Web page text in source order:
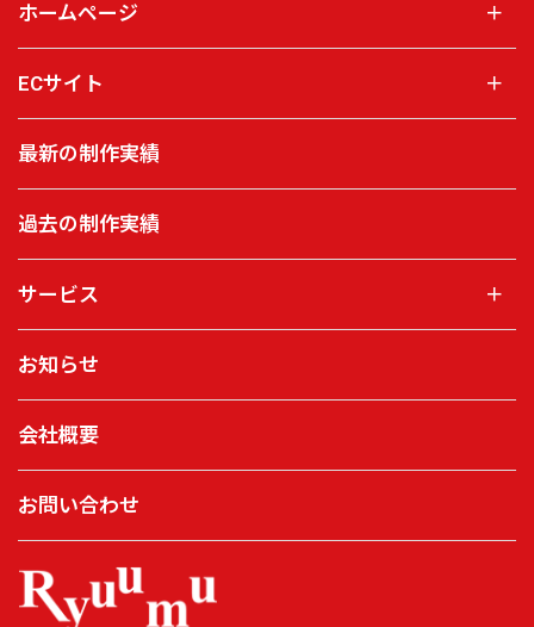
ホームページ ＋
ECサイト ＋
最新の制作実績
過去の制作実績
サービス ＋
お知らせ
会社概要
お問い合わせ